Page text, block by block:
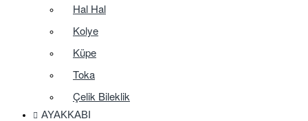
Hal Hal
Kolye
Küpe
Toka
Çelik Bileklik
AYAKKABI